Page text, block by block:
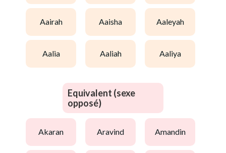
aairah aaisha aaleyah
aalia aaliah aaliya
Equivalent (sexe
opposé)
akaran aravind amandin